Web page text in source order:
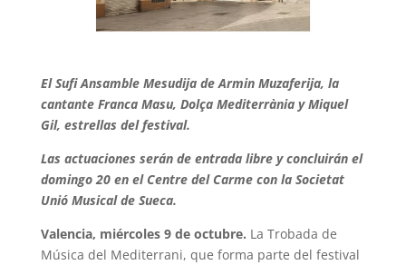
El Sufi Ansamble Mesudija de Armin Muzaferija, la
cantante Franca Masu, Dolça Mediterrània y Miquel
Gil, estrellas del festival.
Las actuaciones serán de entrada libre y concluirán el
domingo 20 en el Centre del Carme con la Societat
Unió Musical de Sueca.
Valencia, miércoles 9 de octubre. La Trobada de
Música del Mediterrani, que forma parte del festival